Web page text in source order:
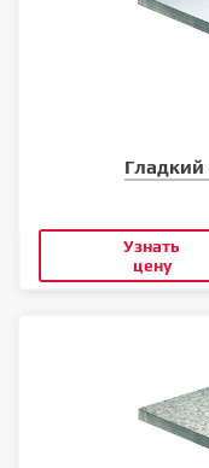
Узнать
цену